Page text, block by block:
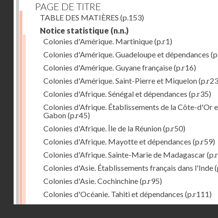
PAGE DE TITRE
TABLE DES MATIÈRES (p.153)
Notice statistique (n.n.)
Colonies d'Amérique. Martinique(p.r1)
Colonies d'Amérique. Guadeloupe et dépendances
Colonies d'Amérique. Guyane française(p.r16)
Colonies d'Amérique. Saint-Pierre et Miquelon
Colonies d'Afrique. Sénégal et dépendances (p.r35)
Colonies d'Afrique. Établissements de la Côte-d'Or
Gabon(p.r45)
Colonies d'Afrique. Île de la Réunion(p.r50)
Colonies d'Afrique. Mayotte et dépendances (p.r59)
Colonies d'Afrique. Sainte-Marie de Madagascar
Colonies d'Asie. Établissements français dans l'Inde
Colonies d'Asie. Cochinchine(p.r95)
Colonies d'Océanie. Tahiti et dépendances (p.r111)
Colonies d'Océanie. Nouvelle-Calédonie(p.r130)